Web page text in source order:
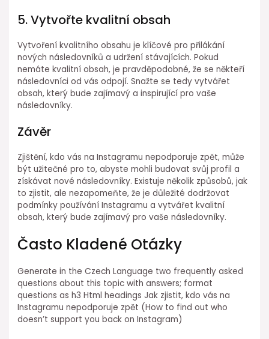
5. Vytvořte kvalitní obsah
Vytvoření kvalitního obsahu je klíčové pro přilákání
nových následovníků a udržení stávajících. Pokud
nemáte kvalitní obsah, je pravděpodobné, že se někteří
následovníci od vás odpojí. Snažte se tedy vytvářet
obsah, který bude zajímavý a inspirující pro vaše
následovníky.
Závěr
Zjištění, kdo vás na Instagramu nepodporuje zpět, může
být užitečné pro to, abyste mohli budovat svůj profil a
získávat nové následovníky. Existuje několik způsobů, jak
to zjistit, ale nezapomeňte, že je důležité dodržovat
podmínky používání Instagramu a vytvářet kvalitní
obsah, který bude zajímavý pro vaše následovníky.
Často Kladené Otázky
Generate in the Czech Language two frequently asked
questions about this topic with answers; format
questions as h3 Html headings Jak zjistit, kdo vás na
Instagramu nepodporuje zpět (How to find out who
doesn’t support you back on Instagram)